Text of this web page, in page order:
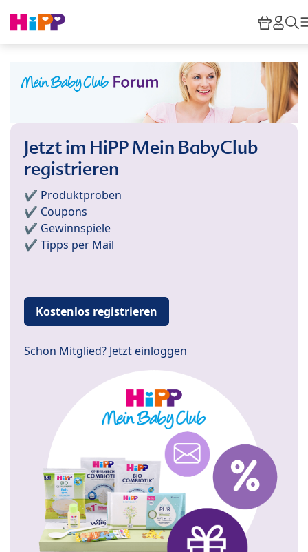
Jetzt im HiPP Mein BabyClub
registrieren
✔️ Produktproben
✔️ Coupons
✔️ Gewinnspiele
✔️ Tipps per Mail
Kostenlos registrieren
Schon Mitglied? Jetzt einloggen